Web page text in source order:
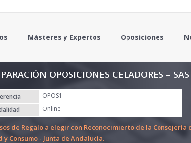
Másteres y Expertos Oposiciones
OPOSICIONES CELADORES –
OPOS1
Online
de Regalo a elegir con Reconocimiento de la Consejería
y Consumo - Junta de Andalucía.